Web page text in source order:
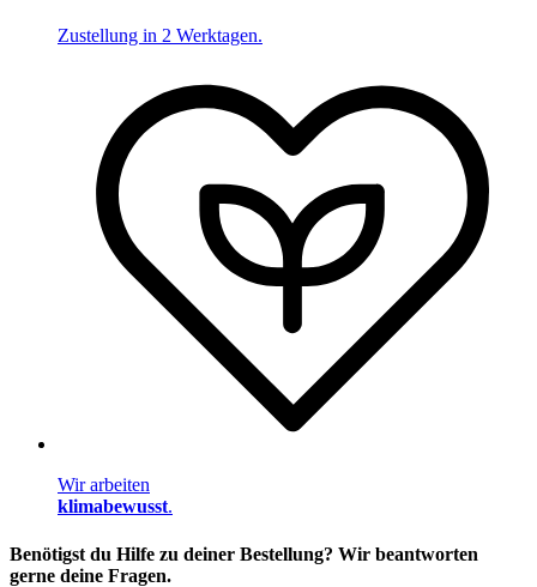
Zustellung in 2 Werktagen.
Wir arbeiten
klimabewusst.
Benötigst du Hilfe zu deiner Bestellung? Wir beantworten
gerne deine Fragen.